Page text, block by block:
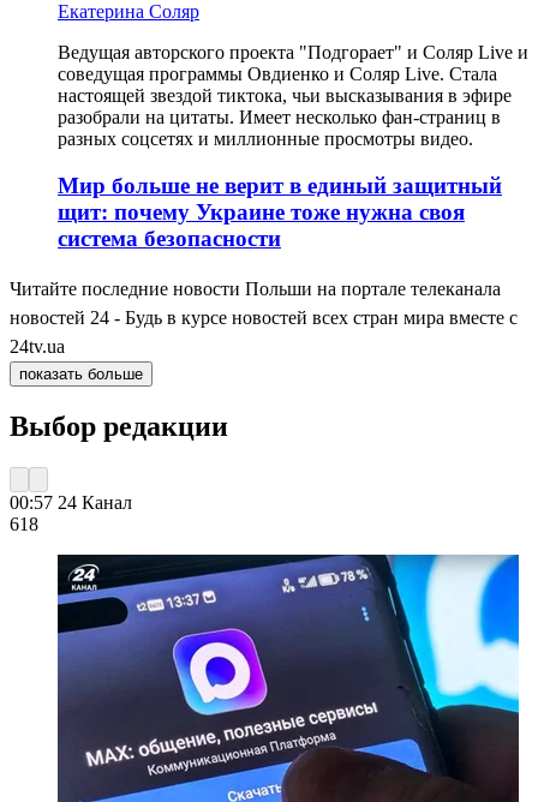
Екатерина Соляр
Ведущая авторского проекта "Подгорает" и Соляр Live и
соведущая программы Овдиенко и Соляр Live. Стала
настоящей звездой тиктока, чьи высказывания в эфире
разобрали на цитаты. Имеет несколько фан-страниц в
разных соцсетях и миллионные просмотры видео.
Мир больше не верит в единый защитный
щит: почему Украине тоже нужна своя
система безопасности
Читайте последние новости Польши на портале телеканала
новостей 24 - Будь в курсе новостей всех стран мира вместе с
24tv.ua
показать больше
Выбор редакции
00:57 24 Канал
618